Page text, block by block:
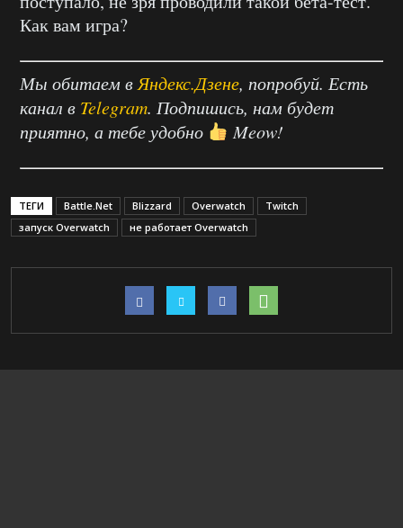
Как вам игра?
Мы обитаем вЯндекс.Дзене, попробуй. Есть
канал в Telegram. Подпишись, нам будет
приятно, а тебе удобно
Meow!
ТЕГИ Battle.Net Blizzard Overwatch
Twitch
запуск Overwatch
не работает Overwatch